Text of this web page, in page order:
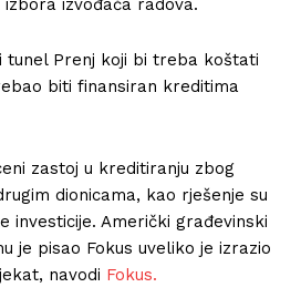
izvođača radova.
tunel Prenj koji bi treba koštati
biti finansiran kreditima
zastoj u kreditiranju zbog
dionicama, kao rješenje su
investicije. Američki građevinski
je pisao Fokus uveliko je izrazio
navodi Fokus.